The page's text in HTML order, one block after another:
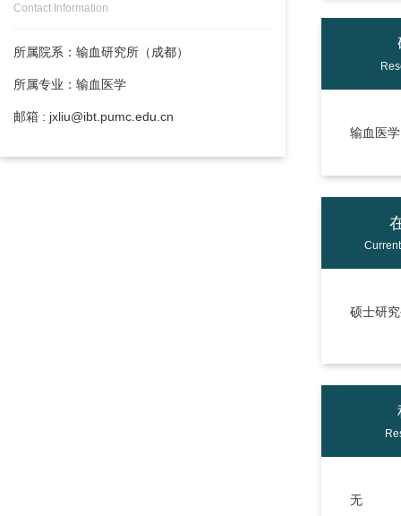
Contact Information
所属院系：输血研究所（成都）
所属专业：输血医学
邮箱 : jxliu@ibt.pumc.edu.cn
输血医
硕士研
无